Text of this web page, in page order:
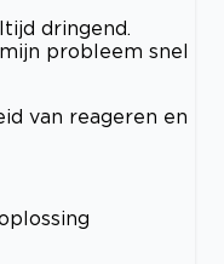
dringend.
probleem snel
van reageren en